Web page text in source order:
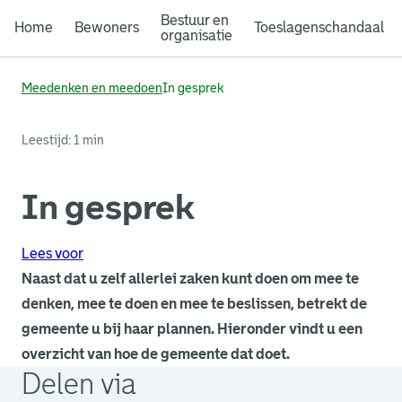
Home Bewoners
Bestuur en
organisatie
Toeslagenschandaal
Meedenken en meedoenIn gesprek
Leestijd: 1 min
In gesprek
Lees voor
Naast dat u zelf allerlei zaken kunt doen om mee te
denken, mee te doen en mee te beslissen, betrekt de
gemeente u bij haar plannen. Hieronder vindt u een
overzicht van hoe de gemeente dat doet.
Delen via